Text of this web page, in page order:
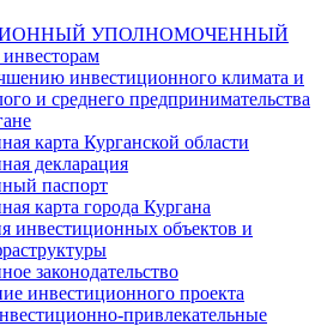
УПОЛНОМОЧЕННЫЙ
инвестиционного климата и
и среднего предпринимательства
карта Курганской области
декларация
паспорт
карта города Кургана
инвестиционных объектов и
законодательство
инвестиционного проекта
привлекательные